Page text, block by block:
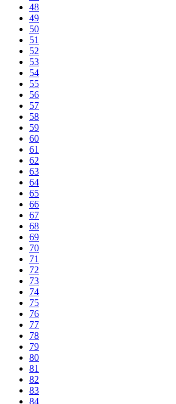
48
49
50
51
52
53
54
55
56
57
58
59
60
61
62
63
64
65
66
67
68
69
70
71
72
73
74
75
76
77
78
79
80
81
82
83
84